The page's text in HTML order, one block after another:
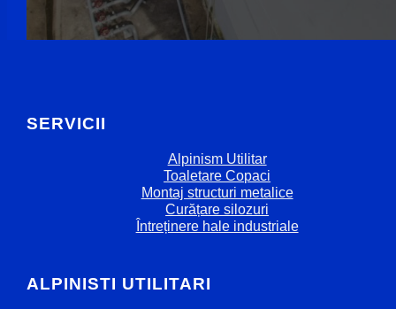
SERVICII
Alpinism Utilitar
Toaletare Copaci
Montaj structuri metalice
Curățare silozuri
Întreținere hale industriale
ALPINISTI UTILITARI